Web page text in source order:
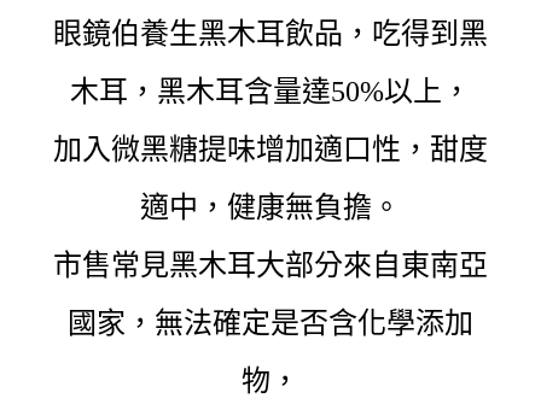
眼鏡伯養生黑木耳飲品，吃得到黑
木耳，黑木耳含量達50%以上，
加入微黑糖提味增加適口性，甜度
適中，健康無負擔。
市售常見黑木耳大部分來自東南亞
國家，無法確定是否含化學添加
物，